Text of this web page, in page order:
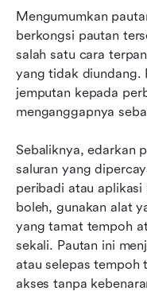
Mengumumkan
berkongsi pautan
salah satu cara
yang tidak diundang.
jemputan kepada
menganggapnya
Sebaliknya, edarkan
saluran yang
peribadi atau
boleh, gunakan alat
yang tamat tempoh
sekali. Pautan ini
atau selepas tempoh
akses tanpa